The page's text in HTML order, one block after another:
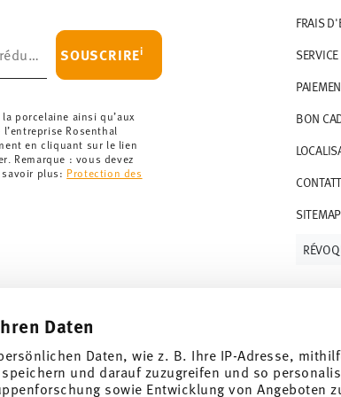
Daten
Daten, wie z. B. Ihre IP-Adresse,
und darauf zuzugreifen und so
sowie Entwicklung von Angeboten
partir de 69,90 CHF. Pour toute commande
à 36,90 CHF.
pour les articles en stock. Vous pouvez consulter
service de retour.
SOUSCRIREi
porcelaine ainsi qu’aux
Rosenthal
en cliquant sur le lien
Remarque : vous devez
plus: Protection des
FRAIS
BON
SITEMAP
de 10%!
tendances et des